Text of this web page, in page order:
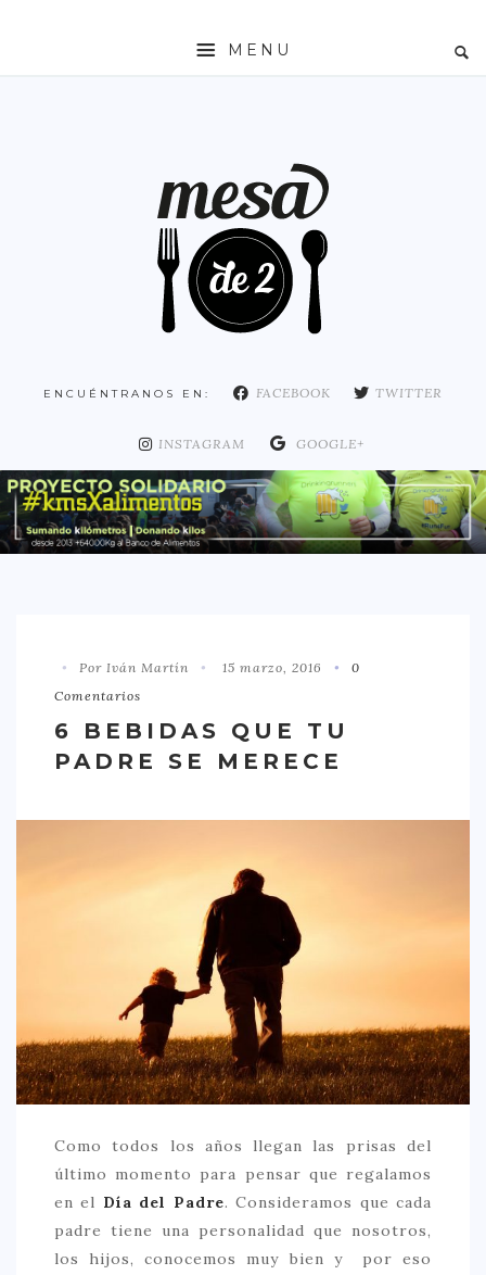
MENU
COMUNIDAD DE MADRID
DISTRITO ARGANZUELA
DISTRITO CHAMARTÍN
DISTRITO CHAMBERÍ
DISTRITO HORTALEZA
DISTRITO RETIRO
TIPO DE COMIDA
FUSIÓN
INDIA
ITALIANA
LATINA
SALUDABLE
ENCUÉNTRANOS EN: FACEBOOK TWITTER
INSTAGRAM GOOGLE+
Por Iván Martín 15 marzo, 2016
0
Comentarios
6 BEBIDAS QUE TU
PADRE SE MERECE
Como todos los años llegan las prisas del
último momento para pensar que regalamos
en el Día del Padre. Consideramos que cada
padre tiene una personalidad que nosotros,
los hijos, conocemos muy bien y por eso